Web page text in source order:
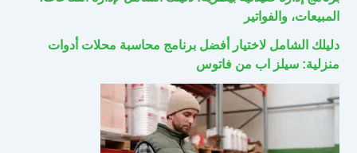
المبيعات، والفواتير
دليلك الشامل لاختيار أفضل برنامج محاسبة محلات أدوات
منزلية: سيلز اب من فاتوس